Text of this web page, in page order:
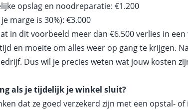
opslag en noodreparatie: €1.200
marge is 30%): €3.000
in dit voorbeeld meer dan €6.500 verlies in
en moeite om alles weer op gang te krijgen.
Dus wil je precies weten wat jouw kosten
als je tijdelijk je winkel sluit?
dat ze goed verzekerd zijn met een opstal-